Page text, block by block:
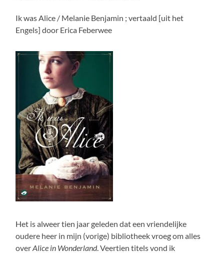
Ik was Alice / Melanie Benjamin ; vertaald [uit het
Engels] door Erica Feberwee
Het is alweer tien jaar geleden dat een vriendelijke
oudere heer in mijn (vorige) bibliotheek vroeg om alles
overAlice in Wonderland. Veertien titels vond ik